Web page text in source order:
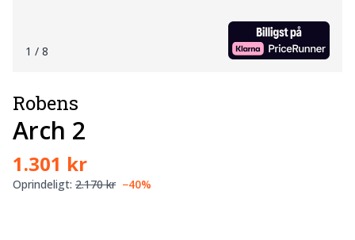
1 / 8
Robens
Arch 2
1.301 kr
Oprindeligt: 2.170 kr −40%